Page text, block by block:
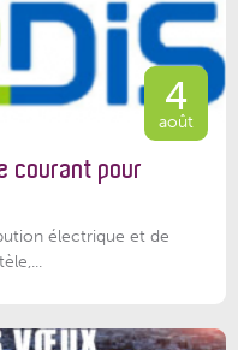
4
août
courant pour
électrique et de